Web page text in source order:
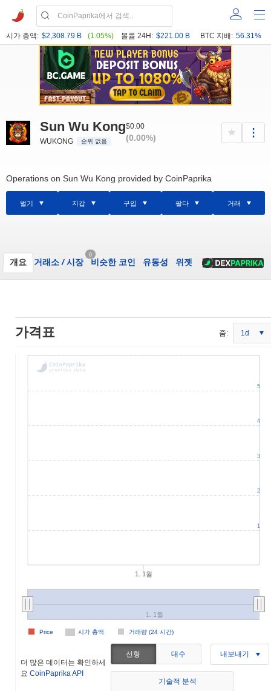
시가 총액: $2,308.79 B (1.05%) 볼륨 24H: $221.00 B BTC 지배: 56.31%
Sun Wu Kong
WUKONG 순위 없음
$0.00
(0.00%)
Operations on Sun Wu Kong provided by CoinPaprika
벌기 지갑 구입 팔다 거래
개요 거래소 /시장
0
비슷한 코인 유동성 위젯
가격표 줌: 1d
1. 1월
시가 총액 거래량 (24 시간)
Price
1. 1월
1
2
3
4
5
더 많은 데이터는 확인하세
요 CoinPaprika API
선형 대수 내보내기
기술적 분석